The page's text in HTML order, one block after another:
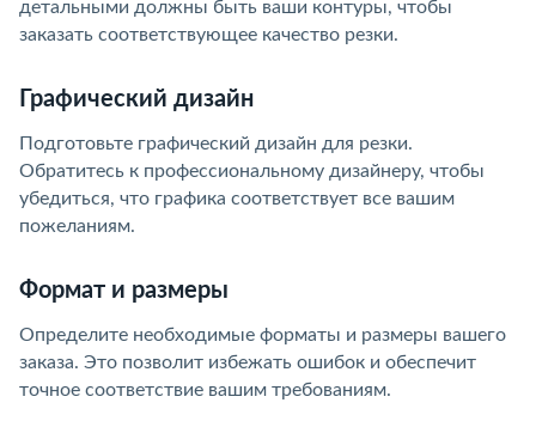
детальными должны быть ваши контуры, чтобы
заказать соответствующее качество резки.
Графический дизайн
Подготовьте графический дизайн для резки.
Обратитесь к профессиональному дизайнеру, чтобы
убедиться, что графика соответствует все вашим
пожеланиям.
Формат и размеры
Определите необходимые форматы и размеры вашего
заказа. Это позволит избежать ошибок и обеспечит
точное соответствие вашим требованиям.